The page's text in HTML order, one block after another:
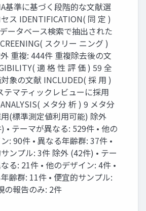
基準に基づく段階的な文献選
ス IDENTIFICATION( 同 定 )
ータベース検索で抽出された
スクリー ニング )
重複: 444件 重複除去後の文
適 格 性 評 価 ) 59 全
象の文献 INCLUDED( 採 用 )
テマティックレビューに採用
メタ分 析 ) 9 メタ分
(標準測定値利用可能) 除外
• テーマが異なる: 529件 • 他の
: 90件 • 異なる年齢群: 37件 •
ンプル: 3件 除外 (42件) • テー
る: 21件 • 他のデザイン: 4件 •
齢群: 11件 • 便宜的サンプル:
の報告のみ: 2件